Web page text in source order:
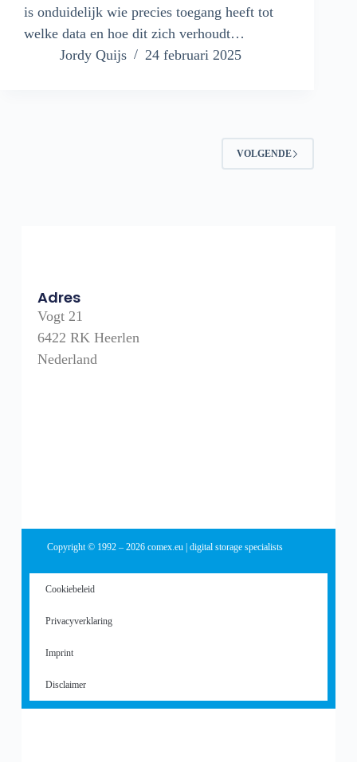
is onduidelijk wie precies toegang heeft tot
welke data en hoe dit zich verhoudt…
Jordy Quijs
24 februari 2025
VOLGENDE
Adres
Vogt 21
6422 RK Heerlen
Nederland
Copyright © 1992 – 2026 comex.eu | digital storage specialists
Cookiebeleid
Privacyverklaring
Imprint
Disclaimer